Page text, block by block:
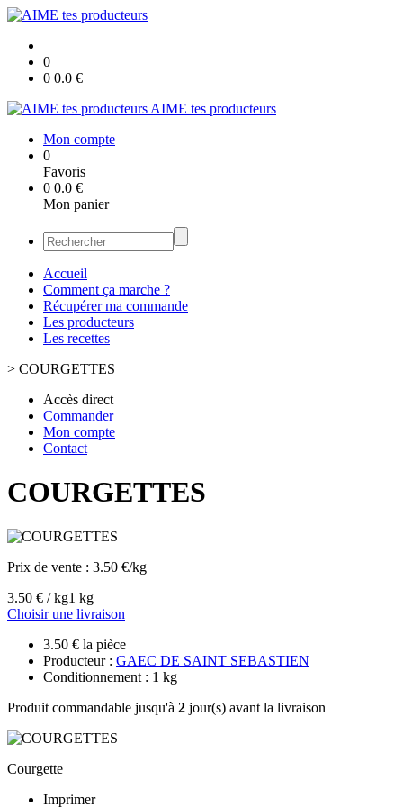
0
0 0.0 €
AIME tes producteurs
Mon compte
0
Favoris
0 0.0 €
Mon panier
Accueil
Comment ça marche ?
Récupérer ma commande
Les producteurs
Les recettes
> COURGETTES
Accès direct
Commander
Mon compte
Contact
COURGETTES
Prix de vente : 3.50 €/kg
3.50 € / kg1 kg
Choisir une livraison
3.50 € la pièce
Producteur : GAEC DE SAINT SEBASTIEN
Conditionnement : 1 kg
Produit commandable jusqu'à 2 jour(s) avant la livraison
Courgette
Imprimer